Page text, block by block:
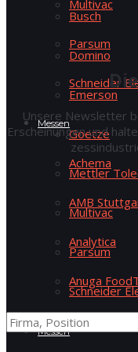
Mul­ti­vac
Par­sum
Schnei­der
Mes­sen
Ache­ma
AMB
Ana­ly­ti­ca
Anu­ga
Auto­ma­ti­ca
Busch
Domi­no
Emer­son
Goe­t­ze
Mett­ler
Mul­ti­vac
Par­sum
Schnei­der
Mes­sen
Unse­re News­let­ter
Erschei­nun­gen und